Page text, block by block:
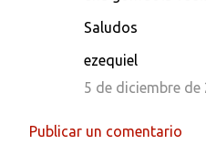
Saludos
ezequiel
5 de diciembre de
Publicar un comentario